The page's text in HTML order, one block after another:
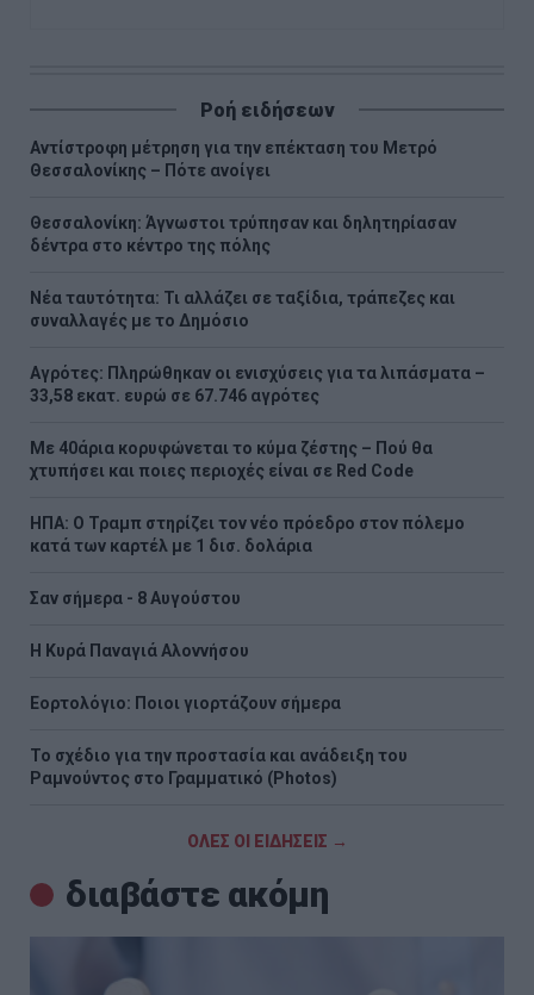
Ροή ειδήσεων
Αντίστροφη μέτρηση για την επέκταση του Μετρό
Θεσσαλονίκης – Πότε ανοίγει
Θεσσαλονίκη: Άγνωστοι τρύπησαν και δηλητηρίασαν
δέντρα στο κέντρο της πόλης
Νέα ταυτότητα: Τι αλλάζει σε ταξίδια, τράπεζες και
συναλλαγές με το Δημόσιο
Αγρότες: Πληρώθηκαν οι ενισχύσεις για τα λιπάσματα –
33,58 εκατ. ευρώ σε 67.746 αγρότες
Με 40άρια κορυφώνεται το κύμα ζέστης – Πού θα
χτυπήσει και ποιες περιοχές είναι σε Red Code
ΗΠΑ: Ο Τραμπ στηρίζει τον νέο πρόεδρο στον πόλεμο
κατά των καρτέλ με 1 δισ. δολάρια
Σαν σήμερα - 8 Αυγούστου
H Κυρά Παναγιά Αλοννήσου
Εορτολόγιο: Ποιοι γιορτάζουν σήμερα
Το σχέδιο για την προστασία και ανάδειξη του
Ραμνούντος στο Γραμματικό (Photos)
ΟΛΕΣ ΟΙ ΕΙΔΗΣΕΙΣ →
διαβάστε ακόμη